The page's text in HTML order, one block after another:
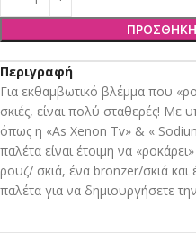
Περιγραφή
Για εκθαμβωτικό βλέμμα που
σκιές, είναι πολύ σταθερές! Με
όπως η «As Xenon Tv» & «
παλέτα είναι έτοιμη να
ρουζ/ σκιά, ένα bronzer/σκιά και
παλέτα για να δημιουργήσετε